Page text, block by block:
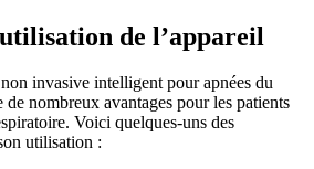
de l’appareil
invasive intelligent pour apnées du
de nombreux avantages pour les patients
Voici quelques-uns des
utilisation :